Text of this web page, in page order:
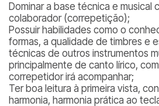
Dominar a base técnica e musical
colaborador (correpetição);
Possuir habilidades como o
formas, a qualidade de timbres e
técnicas de outros instrumentos
principalmente de canto lírico,
correpetidor irá acompanhar;
Ter boa leitura à primeira vista,
harmonia, harmonia prática ao